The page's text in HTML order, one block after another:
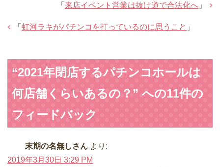
「 来店イベント営業は抜け道で合法化へ 」
「 虹河ラキがパチンコを打っているのに思うこと 」
“2021年閉店するパチンコホールは
何店舗くらいあるの？” への11件の
フィードバック
末期の名無しさん より:
2019年3月30日 3:29 PM